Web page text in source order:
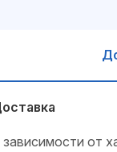
зависимости от